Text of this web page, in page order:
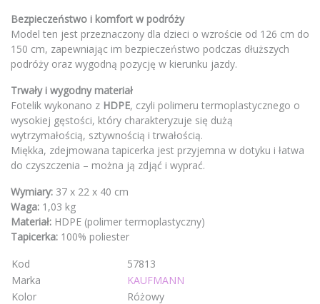
Bezpieczeństwo i komfort w podróży
Model ten jest przeznaczony dla dzieci o wzroście od 126 cm do
150 cm, zapewniając im bezpieczeństwo podczas dłuższych
podróży oraz wygodną pozycję w kierunku jazdy.
Trwały i wygodny materiał
Fotelik wykonano z HDPE, czyli polimeru termoplastycznego o
wysokiej gęstości, który charakteryzuje się dużą
wytrzymałością, sztywnością i trwałością.
Miękka, zdejmowana tapicerka jest przyjemna w dotyku i łatwa
do czyszczenia – można ją zdjąć i wyprać.
Wymiary: 37 x 22 x 40 cm
Waga: 1,03 kg
Materiał: HDPE (polimer termoplastyczny)
Tapicerka: 100% poliester
Kod
57813
Marka
KAUFMANN
Kolor
Różowy